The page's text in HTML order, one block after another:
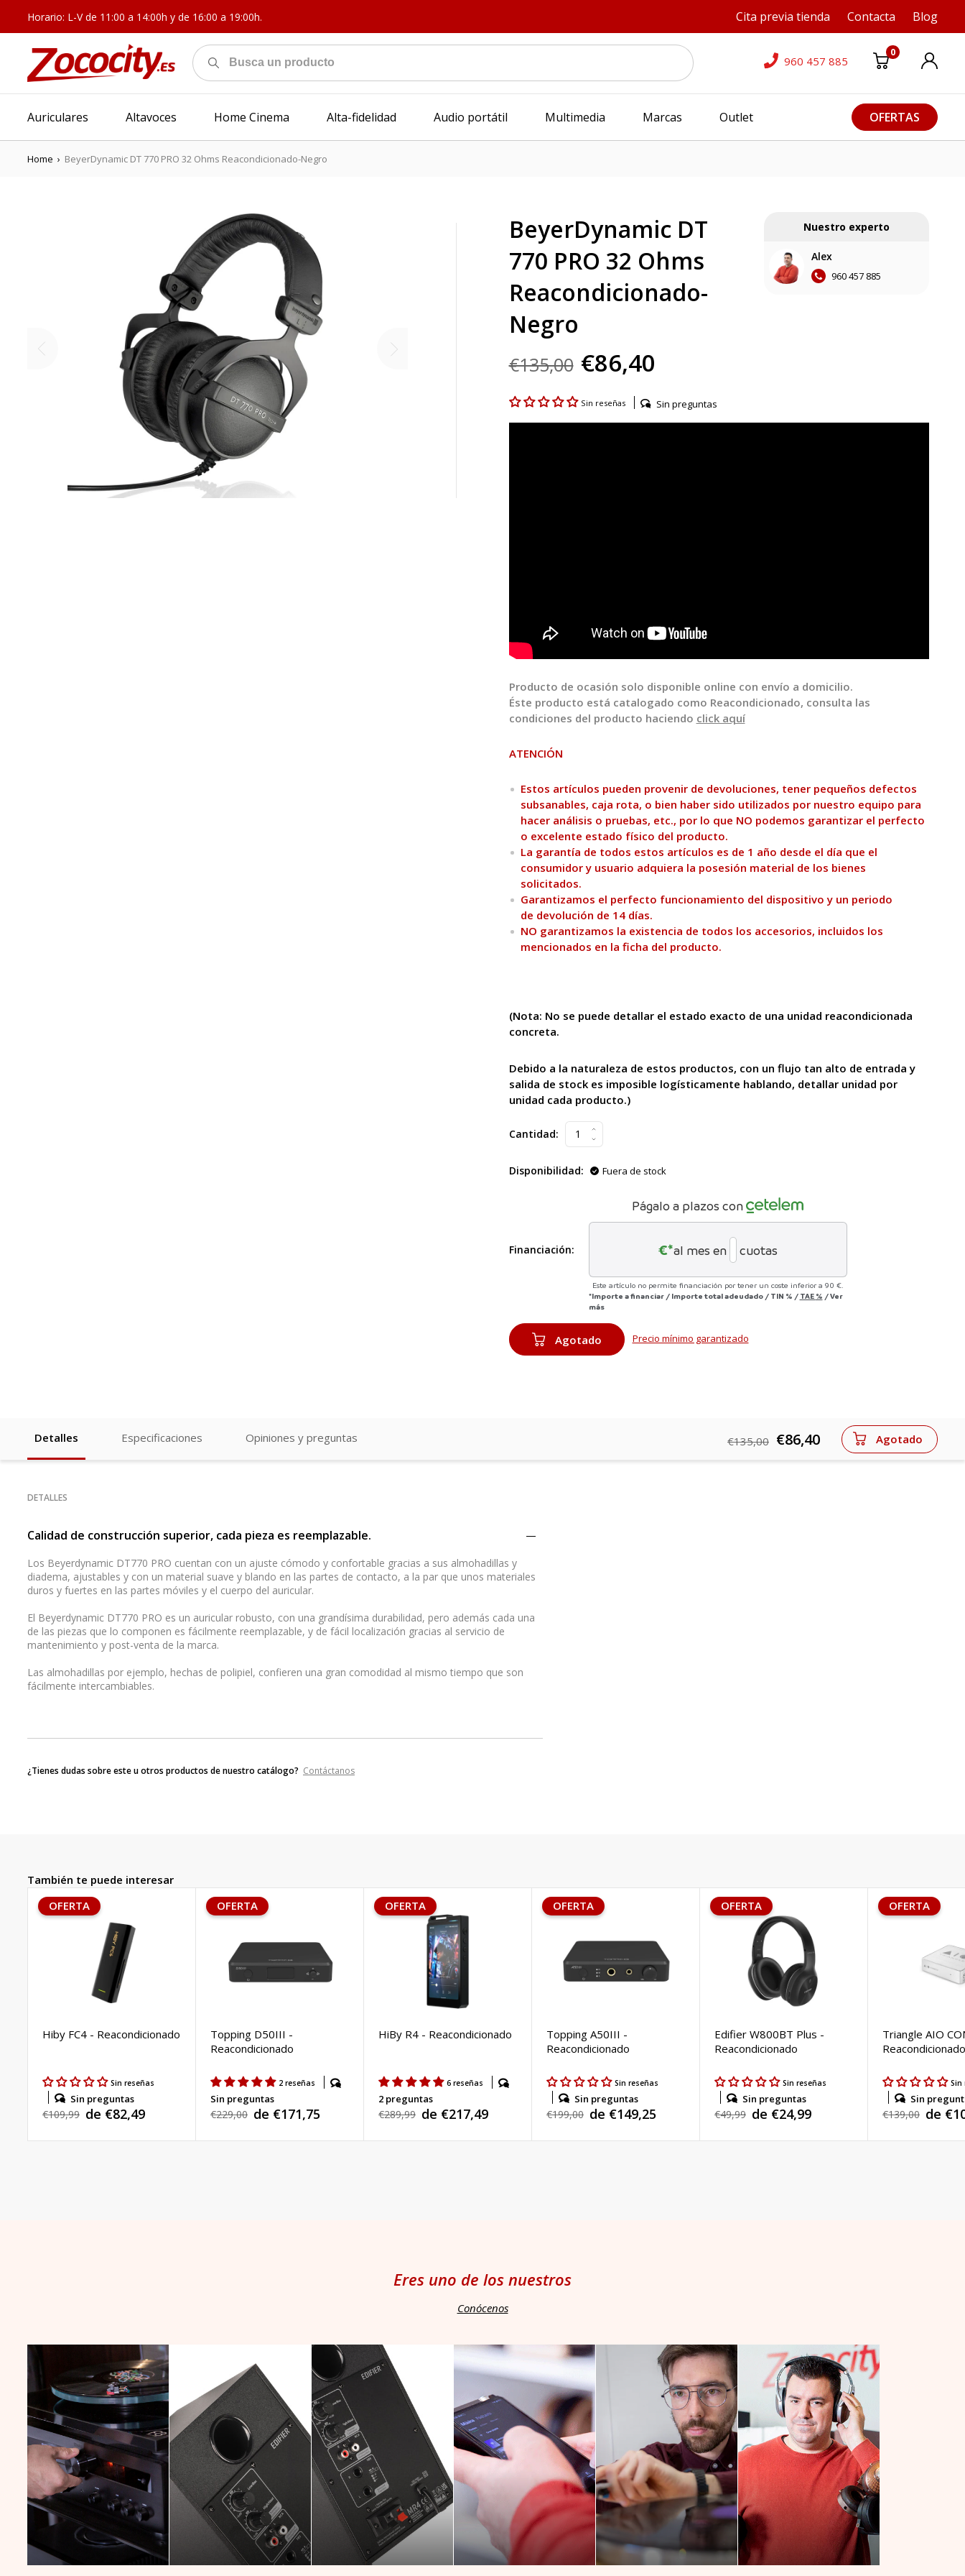
Horario: L-V de 11:00 a 14:00h y de 16:00 a 19:00h. Cita previa tienda Contacta Blog
960 457 885
0
Auriculares Altavoces Home Cinema Alta-fidelidad Audio portátil Multimedia Marcas Outlet OFERTAS
Home › BeyerDynamic DT 770 PRO 32 Ohms Reacondicionado-Negro
BeyerDynamic DT
770 PRO 32 Ohms
Reacondicionado-
Negro
€135,00 €86,40
Nuestro experto
Alex
960 457 885
Sin reseñas Sin preguntas
Producto de ocasión solo disponible online con envío a domicilio.
Éste producto está catalogado como Reacondicionado, consulta las
condiciones del producto haciendo click aquí
ATENCIÓN
Estos artículos pueden provenir de devoluciones, tener pequeños defectos
subsanables, caja rota, o bien haber sido utilizados por nuestro equipo para
hacer análisis o pruebas, etc., por lo que NO podemos garantizar el perfecto
o excelente estado físico del producto.
La garantía de todos estos artículos es de 1 año desde el día que el
consumidor y usuario adquiera la posesión material de los bienes
solicitados.
Garantizamos el perfecto funcionamiento del dispositivo y un periodo
de devolución de 14 días.
NO garantizamos la existencia de todos los accesorios, incluidos los
mencionados en la ficha del producto.
(Nota: No se puede detallar el estado exacto de una unidad reacondicionada
concreta.
Debido a la naturaleza de estos productos, con un flujo tan alto de entrada y
salida de stock es imposible logísticamente hablando, detallar unidad por
unidad cada producto.)
Cantidad:
Disponibilidad: Fuera de stock
Financiación:
Págalo a plazos con
€*al mes en cuotas
Este artículo no permite financiación por tener un coste inferior a 90 €.
*Importe a financiar / Importe total adeudado / TIN % / TAE % /Ver
más
Agotado Precio mínimo garantizado
Detalles Especificaciones Opiniones y preguntas €135,00 €86,40 Agotado
DETALLES
Calidad de construcción superior, cada pieza es reemplazable.
Los Beyerdynamic DT770 PRO cuentan con un ajuste cómodo y confortable gracias a sus almohadillas y
diadema, ajustables y con un material suave y blando en las partes de contacto, a la par que unos materiales
duros y fuertes en las partes móviles y el cuerpo del auricular.
El Beyerdynamic DT770 PRO es un auricular robusto, con una grandísima durabilidad, pero además cada una
de las piezas que lo componen es fácilmente reemplazable, y de fácil localización gracias al servicio de
mantenimiento y post-venta de la marca.
Las almohadillas por ejemplo, hechas de polipiel, confieren una gran comodidad al mismo tiempo que son
fácilmente intercambiables.
¿Tienes dudas sobre este u otros productos de nuestro catálogo? Contáctanos
También te puede interesar
OFERTA
Hiby FC4 - Reacondicionado
Sin reseñas
Sin preguntas
Precio
€109,99 Precio
de
de €82,49
OFERTA
Topping D50III -
Reacondicionado
2 reseñas
Sin preguntas
Precio
€229,00 Precio
de
de €171,75
OFERTA
HiBy R4 - Reacondicionado
6 reseñas
2 preguntas
Precio
€289,99 Precio
de
de €217,49
OFERTA
Topping A50III -
Reacondicionado
Sin reseñas
Sin preguntas
Precio
€199,00 Precio
de
de €149,25
OFERTA
Edifier W800BT Plus -
Reacondicionado
Sin reseñas
Sin preguntas
Precio
€49,99 Precio
de
de €24,99
OFERTA
Triangle AIO
Reacondicionado
Sin
Sin
Precio
€139,00 Precio
de
de
Eres uno de los nuestros
Conócenos